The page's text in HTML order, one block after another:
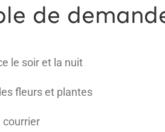
de
le soir et la nuit
fleurs et plantes
courrier